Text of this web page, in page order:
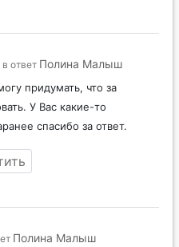
в ответ Полина Малыш
придумать, что за
У Вас какие-то
спасибо за ответ.
Полина Малыш